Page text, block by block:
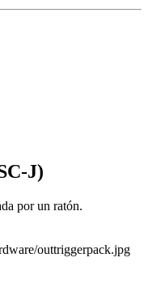
J)
por un ratón.
outtriggerpack.jpg